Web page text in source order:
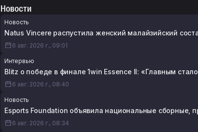
Новости
Новость
Natus Vincere распустила женский малайзийский
6 авг. 2026 г., 09:01
Интервью
Blitz о победе в финале 1win Essence II: «Главным
6 авг. 2026 г., 08:40
Новость
Esports Foundation объявила национальные сборные,
6 авг. 2026 г., 08:34